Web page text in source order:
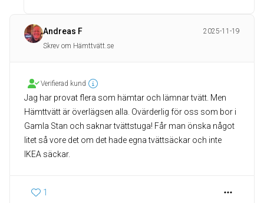
Andreas F
2025-11-19
Skrev om Hämttvätt.se
Verifierad kund
Jag har provat flera som hämtar och lämnar tvätt. Men
Hämttvätt är överlägsen alla. Ovärderlig för oss som bor i
Gamla Stan och saknar tvättstuga! Får man önska något
litet så vore det om det hade egna tvättsäckar och inte
IKEA säckar.
1